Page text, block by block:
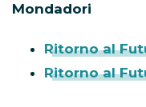
Mondadori
Ritorno al
Ritorno al